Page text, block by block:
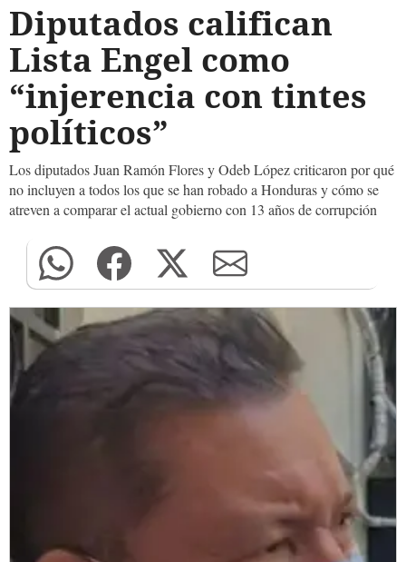
Diputados califican
Lista Engel como
“injerencia con tintes
políticos”
Los diputados Juan Ramón Flores y Odeb López criticaron por qué
no incluyen a todos los que se han robado a Honduras y cómo se
atreven a comparar el actual gobierno con 13 años de corrupción